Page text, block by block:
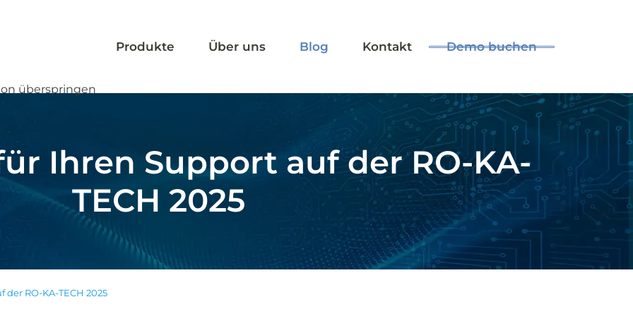
überspringen
Produkte Über uns Blog Kontakt Demo buchen
Ihren Support auf der RO-KA-
TECH 2025
RO-KA-TECH 2025